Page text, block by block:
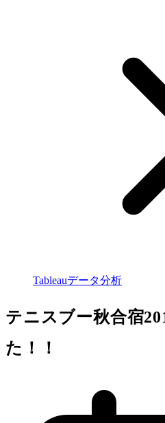
Tableauデータ分析
テニスブー秋合宿
た！！